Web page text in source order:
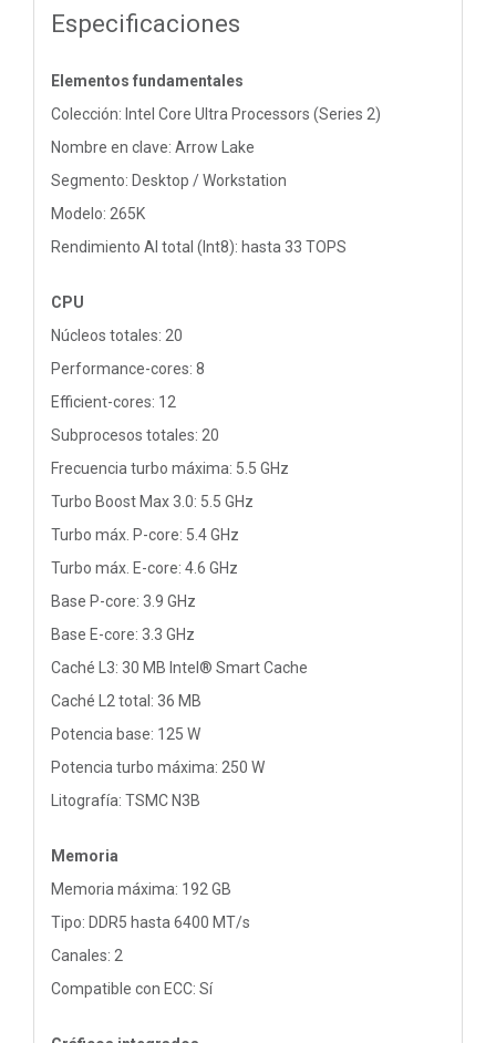
Especificaciones
Elementos fundamentales
Colección: Intel Core Ultra Processors (Series 2)
Nombre en clave: Arrow Lake
Segmento: Desktop / Workstation
Modelo: 265K
Rendimiento AI total (Int8): hasta 33 TOPS
CPU
Núcleos totales: 20
Performance-cores: 8
Efficient-cores: 12
Subprocesos totales: 20
Frecuencia turbo máxima: 5.5 GHz
Turbo Boost Max 3.0: 5.5 GHz
Turbo máx. P-core: 5.4 GHz
Turbo máx. E-core: 4.6 GHz
Base P-core: 3.9 GHz
Base E-core: 3.3 GHz
Caché L3: 30 MB Intel® Smart Cache
Caché L2 total: 36 MB
Potencia base: 125 W
Potencia turbo máxima: 250 W
Litografía: TSMC N3B
Memoria
Memoria máxima: 192 GB
Tipo: DDR5 hasta 6400 MT/s
Canales: 2
Compatible con ECC: Sí